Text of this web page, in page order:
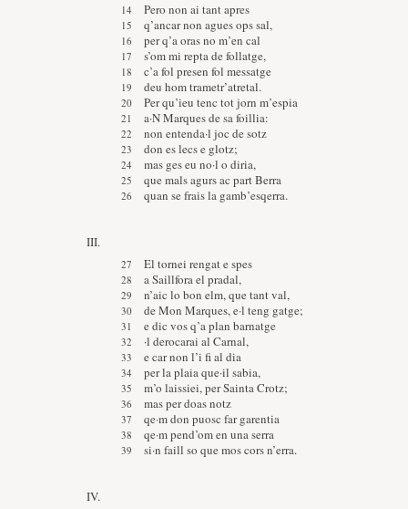
Pero non ai tant apres
q’ancar non agues ops sal,
per q’a oras no m’en cal
s’om mi repta de follatge,
c’a fol presen fol messatge
deu hom trametr’atretal.
Per qu’ieu tenc tot jorn m’espia
a·N Marques de sa foillia:
non entenda·l joc de sotz
don es lecs e glotz;
mas ges eu no·l o diria,
que mals agurs ac part Berra
quan se frais la gamb’esqerra.
III.
El tornei rengat e spes
a Saillfora el pradal,
n’aic lo bon elm, que tant val,
de Mon Marques, e·l teng gatge;
e dic vos q’a plan barnatge
·l derocarai al Carnal,
e car non l’i fi al dia
per la plaia que·il sabia,
m’o laissiei, per Sainta Crotz;
mas per doas notz
qe·m don puosc far garentia
qe·m pend’om en una serra
si·n faill so que mos cors n’erra.
IV.